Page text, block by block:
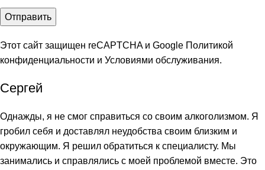
Этот сайт защищен reCAPTCHA и Google Политикой
конфиденциальности и Условиями обслуживания.
Сергей
Однажды, я не смог справиться со своим алкоголизмом. Я
гробил себя и доставлял неудобства своим близким и
окружающим. Я решил обратиться к специалисту. Мы
занимались и справлялись с моей проблемой вместе. Это